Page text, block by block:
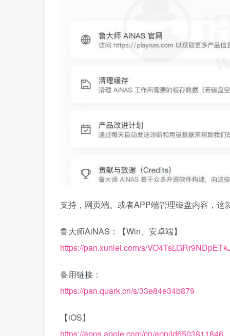
支持，网页端。或者APP端管理磁盘内容，这
鲁大师AiNAS：【Win、安卓端】
https://pan.xunlei.com/s/
备用链接：
https://pan.quark.cn/s/33e84e34b879
【iOS】